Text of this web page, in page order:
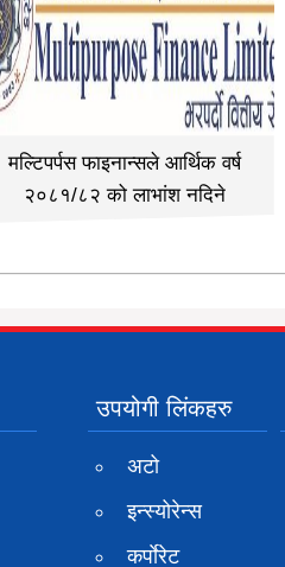
मल्टिपर्पस फाइनान्सले आर्थिक वर्ष
२०८१/८२ को लाभांश नदिने
उपयोगी लिंकहरु
अटो
इन्स्योरेन्स
कर्पाेरेट